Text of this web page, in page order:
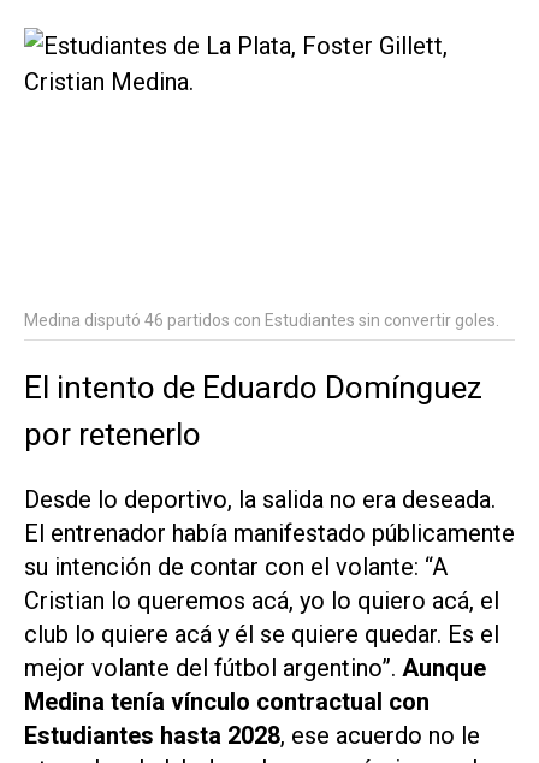
Medina disputó 46 partidos con Estudiantes sin convertir goles.
El intento de Eduardo Domínguez
por retenerlo
Desde lo deportivo, la salida no era deseada.
El entrenador había manifestado públicamente
su intención de contar con el volante: “A
Cristian lo queremos acá, yo lo quiero acá, el
club lo quiere acá y él se quiere quedar. Es el
mejor volante del fútbol argentino”. Aunque
Medina tenía vínculo contractual con
Estudiantes hasta 2028, ese acuerdo no le